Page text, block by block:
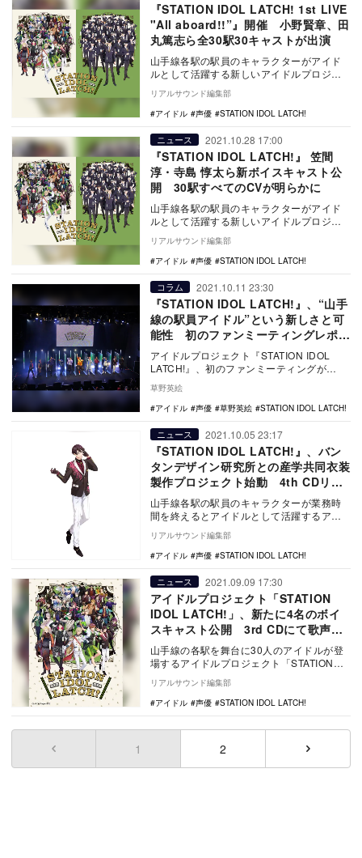
『STATION IDOL LATCH! 1st LIVE
"All aboard!!”』開催 ⼩野賢章、⽥
丸篤志ら全30駅30キャストが出演
山手線各駅の駅員のキャラクターがアイド
ルとして活躍する新しいアイドルプロジェ
クト『STATION IDOL LATCH!』が、2…
リアルサウンド編集部
アイドル
声優 STATION IDOL LATCH!
ニュース 2021.10.28 17:00
『STATION IDOL LATCH!』 笠間
淳・寺島 惇太ら新ボイスキャスト公
開 30駅すべてのCVが明らかに
山手線各駅の駅員のキャラクターがアイド
ルとして活躍する新しいアイドルプロジェ
クト『STATION IDOL LATCH!』が、今…
リアルサウンド編集部
アイドル
声優 STATION IDOL LATCH!
コラム 2021.10.11 23:30
『STATION IDOL LATCH!』、“山手
線の駅員アイドル”という新しさと可
能性 初のファンミーティングレポー
ト
アイドルプロジェクト『STATION IDOL
LATCH!』、初のファンミーティングが
草野英絵
アイドル
声優 草野英絵 STATION IDOL LATCH!
ニュース 2021.10.05 23:17
『STATION IDOL LATCH!』、バン
タンデザイン研究所との産学共同衣装
製作プロジェクト始動 4th CDリリ
ースも決定
山手線各駅の駅員のキャラクターが業務時
間を終えるとアイドルとして活躍するアイ
ドルプロジェクト『STATION IDOL LATC…
リアルサウンド編集部
アイドル
声優 STATION IDOL LATCH!
ニュース 2021.09.09 17:30
アイドルプロジェクト「STATION
IDOL LATCH!」、新たに4名のボイ
スキャスト公開 3rd CDにて歌声初
披露
山手線の各駅を舞台に30人のアイドルが登
場するアイドルプロジェクト「STATION
IDOL LATCH!」から、新たに4名の情…
リアルサウンド編集部
アイドル
声優 STATION IDOL LATCH!
1 2